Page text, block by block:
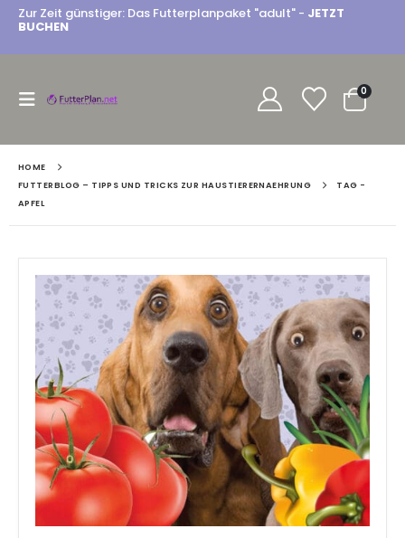
Zur Zeit günstiger: Das Futterplanpaket "adult" - JETZT
BUCHEN
0
HOME
FUTTERBLOG – TIPPS UND TRICKS ZUR HAUSTIERERNAEHRUNG
TAG -
APFEL